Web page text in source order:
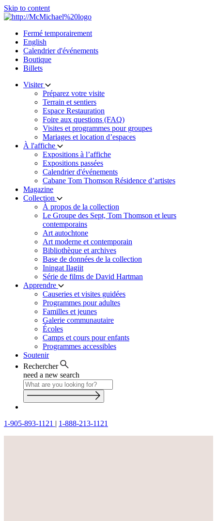
Skip to content
Fermé temporairement
English
Calendrier d'événements
Boutique
Billets
Visiter
Préparez votre visite
Terrain et sentiers
Espace Restauration
Foire aux questions (FAQ)
Visites et programmes pour groupes
Mariages et location d’espaces
À l'affiche
Expositions à l’affiche
Expositions passées
Calendrier d'événements
Cabane Tom Thomson Résidence d’artistes
Magazine
Collection
À propos de la collection
Le Groupe des Sept, Tom Thomson et leurs
contemporains
Art autochtone
Art moderne et contemporain
Bibliothèque et archives
Base de données de la collection
Iningat Ilagiit
Série de films de David Hartman
Apprendre
Causeries et visites guidées
Programmes pour adultes
Familles et jeunes
Galerie communautaire
Écoles
Camps et cours pour enfants
Programmes accessibles
Soutenir
Rechercher
need a new search
1-905-893-1121 | 1-888-213-1121